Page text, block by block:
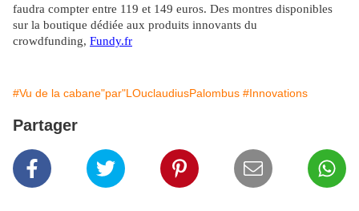
faudra compter entre 119 et 149 euros. Des montres disponibles
sur la boutique dédiée aux produits innovants du
crowdfunding, Fundy.fr
#Vu de la cabane"par"LOuclaudiusPalombus #Innovations
Partager